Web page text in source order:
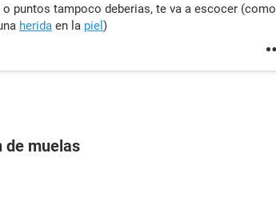
o puntos tampoco deberias, te va a escocer (como
herida en la piel )
de muelas